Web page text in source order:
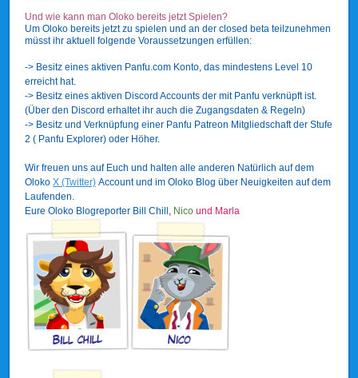
Und wie kann man Oloko bereits jetzt Spielen?
Um Oloko bereits jetzt zu spielen und an der closed beta teilzunehmen
müsst ihr aktuell folgende Voraussetzungen erfüllen:
-> Besitz eines aktiven Panfu.com Konto, das mindestens Level 10
erreicht hat.
-> Besitz eines aktiven Discord Accounts der mit Panfu verknüpft ist.
(Über den Discord erhaltet ihr auch die Zugangsdaten & Regeln)
-> Besitz und Verknüpfung einer Panfu Patreon Mitgliedschaft der Stufe
2 ( Panfu Explorer) oder Höher.
Wir freuen uns auf Euch und halten alle anderen Natürlich auf dem
Oloko X (Twitter) Account und im Oloko Blog über Neuigkeiten auf dem
Laufenden.
Eure Oloko Blogreporter Bill Chill, Nico und Marla